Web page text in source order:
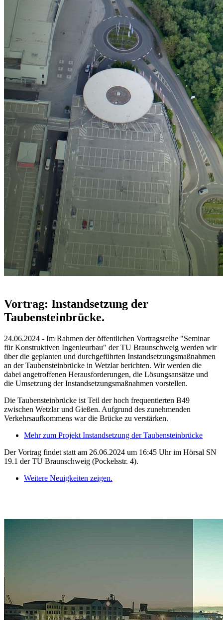
Vortrag: Instandsetzung der
Taubensteinbrücke.
24.06.2024 - Im Rahmen der öffentlichen Vortragsreihe "Seminar
für Konstruktiven Ingenieurbau" der TU Braunschweig werden wir
über die geplanten und durchgeführten Instandsetzungsmaßnahmen
an der Taubensteinbrücke in Wetzlar berichten. Wir werden die
dabei angetroffenen Herausforderungen, die Lösungsansätze und
die Umsetzung der Instandsetzungsmaßnahmen vorstellen.
Die Taubensteinbrücke ist Teil der hoch frequentierten B49
zwischen Wetzlar und Gießen. Aufgrund des zunehmenden
Verkehrsaufkommens war die Brücke zu verstärken.
Mehr zum Projekt Instandsetzung der Taubensteinbrücke
Der Vortrag findet statt am 26.06.2024 um 16:45 Uhr im Hörsal SN
19.1 der TU Braunschweig (Pockelsstr. 4).
Weitere Neuigkeiten zeigen.